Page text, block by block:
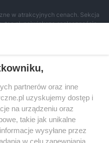
w atrakcyjnych cenach. Sekcja
największą społecznością
temu możesz wybierać spośród
przez czytelników.
partnerów oraz inne
uzyskujemy dostęp i
na urządzeniu oraz
takie jak unikalne
wysyłane przez
w celu zapewniania